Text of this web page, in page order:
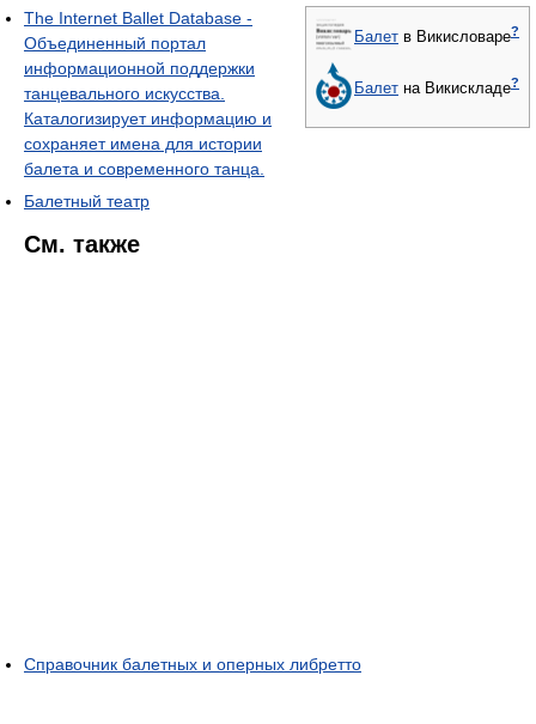
Балет в Викисловаре?
Балет на Викискладе?
The Internet Ballet Database -
Объединенный портал
информационной поддержки
танцевального искусства.
Каталогизирует информацию и
сохраняет имена для истории
балета и современного танца.
Балетный театр
См. также
Справочник балетных и оперных либретто